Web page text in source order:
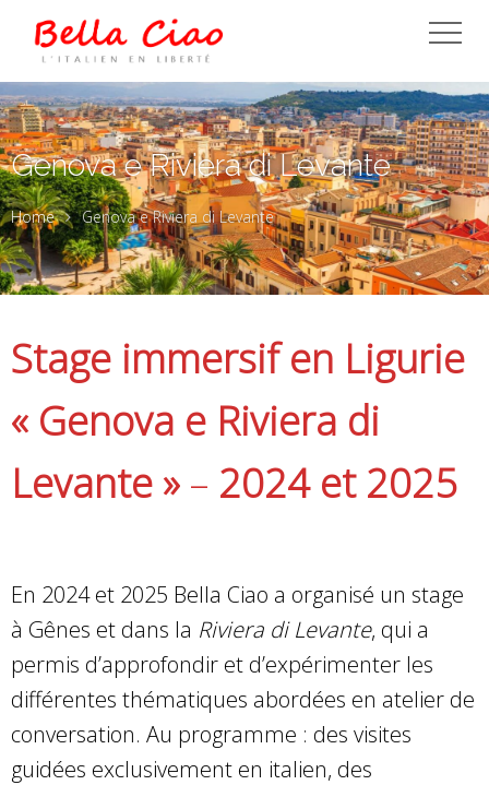
Genova e Riviera di Levante
Home Genova e Riviera di Levante
Stage immersif en Ligurie
« Genova e Riviera di
Levante » – 2024 et 2025
En 2024 et 2025 Bella Ciao a organisé un stage
à Gênes et dans la Riviera di Levante, qui a
permis d’approfondir et d’expérimenter les
différentes thématiques abordées en atelier de
conversation. Au programme : des visites
guidées exclusivement en italien, des